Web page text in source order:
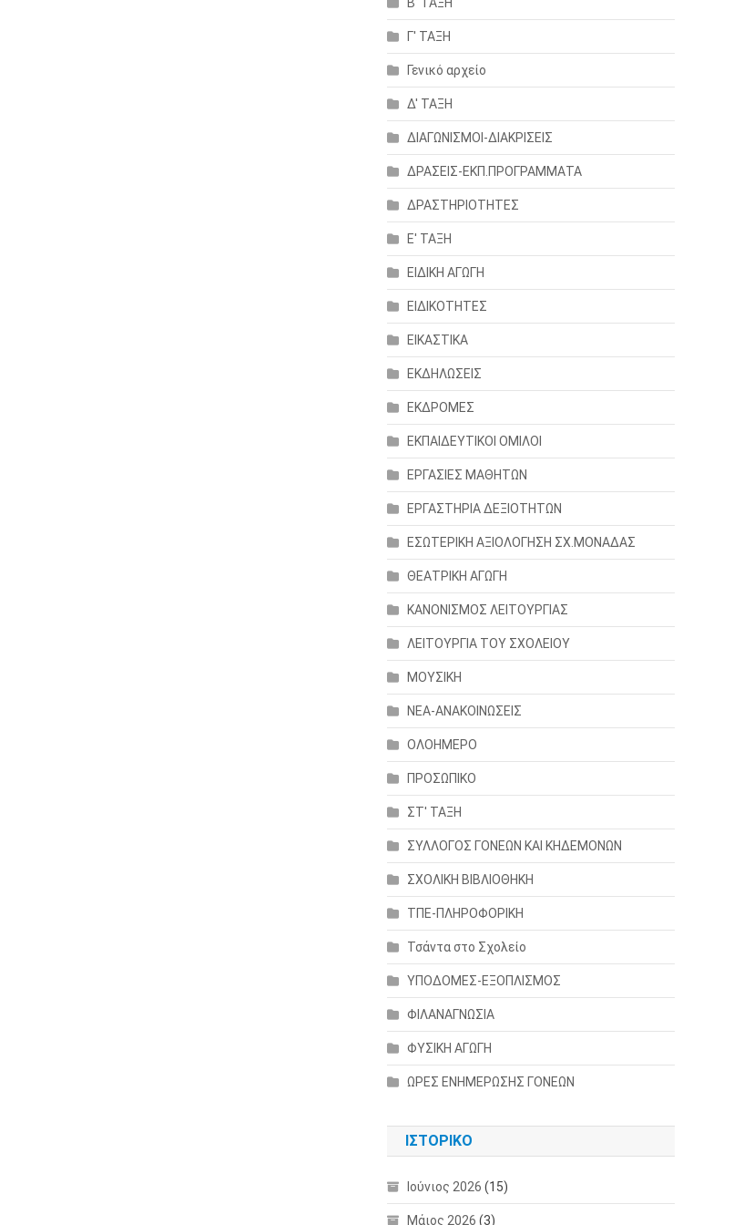
Γ' ΤΑΞΗ
Γενικό αρχείο
Δ' ΤΑΞΗ
ΔΙΑΓΩΝΙΣΜΟΙ-ΔΙΑΚΡΙΣΕΙΣ
ΔΡΑΣΕΙΣ-ΕΚΠ.ΠΡΟΓΡΑΜΜΑΤΑ
ΔΡΑΣΤΗΡΙΟΤΗΤΕΣ
Ε' ΤΑΞΗ
ΕΙΔΙΚΗ ΑΓΩΓΗ
ΕΙΔΙΚΟΤΗΤΕΣ
ΕΙΚΑΣΤΙΚΑ
ΕΚΔΗΛΩΣΕΙΣ
ΕΚΔΡΟΜΕΣ
ΕΚΠΑΙΔΕΥΤΙΚΟΙ ΟΜΙΛΟΙ
ΕΡΓΑΣΙΕΣ ΜΑΘΗΤΩΝ
ΕΡΓΑΣΤΗΡΙΑ ΔΕΞΙΟΤΗΤΩΝ
ΕΣΩΤΕΡΙΚΗ ΑΞΙΟΛΟΓΗΣΗ ΣΧ.ΜΟΝΑΔΑΣ
ΘΕΑΤΡΙΚΗ ΑΓΩΓΗ
ΚΑΝΟΝΙΣΜΟΣ ΛΕΙΤΟΥΡΓΙΑΣ
ΛΕΙΤΟΥΡΓΙΑ ΤΟΥ ΣΧΟΛΕΙΟΥ
ΜΟΥΣΙΚΗ
ΝΕΑ-ΑΝΑΚΟΙΝΩΣΕΙΣ
ΟΛΟΗΜΕΡΟ
ΠΡΟΣΩΠΙΚΟ
ΣΤ' ΤΑΞΗ
ΣΥΛΛΟΓΟΣ ΓΟΝΕΩΝ ΚΑΙ ΚΗΔΕΜΟΝΩΝ
ΣΧΟΛΙΚΗ ΒΙΒΛΙΟΘΗΚΗ
ΤΠΕ-ΠΛΗΡΟΦΟΡΙΚΗ
Τσάντα στο Σχολείο
ΥΠΟΔΟΜΕΣ-ΕΞΟΠΛΙΣΜΟΣ
ΦΙΛΑΝΑΓΝΩΣΙΑ
ΦΥΣΙΚΗ ΑΓΩΓΗ
ΩΡΕΣ ΕΝΗΜΕΡΩΣΗΣ ΓΟΝΕΩΝ
ΙΣΤΟΡΙΚΌ
Ιούνιος 2026 (15)
Μάιος 2026 (3)